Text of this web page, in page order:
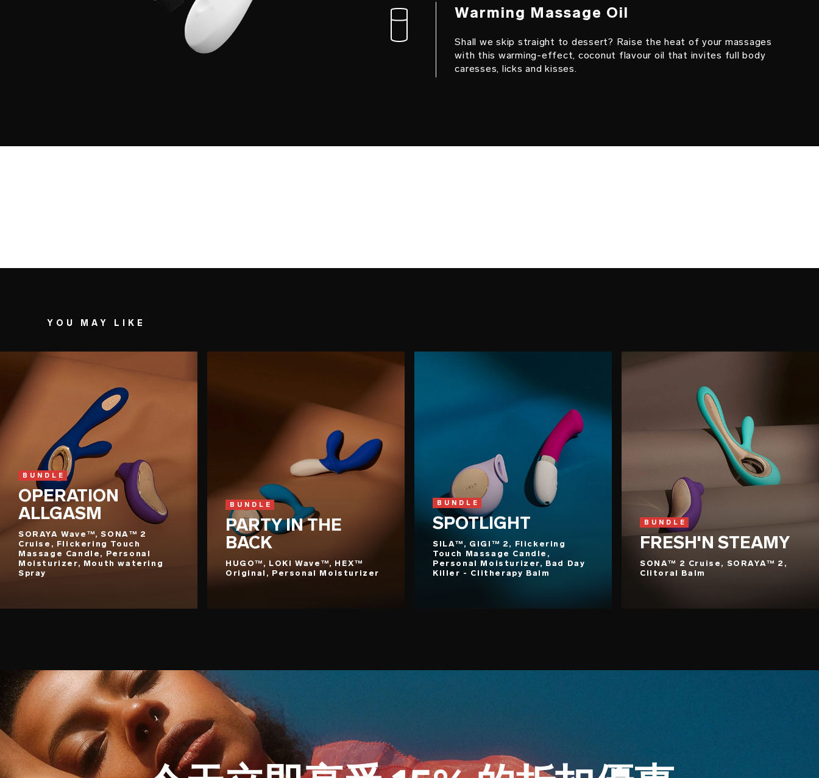
Warming Massage Oil
Shall we skip straight to dessert? Raise the heat of your massages
with this warming-effect, coconut flavour oil that invites full body
caresses, licks and kisses.
YOU MAY LIKE
BUNDLE
OPERATION
ALLGASM
SORAYA Wave™, SONA™ 2
Cruise, Flickering Touch
Massage Candle, Personal
Moisturizer, Mouth watering
Spray
BUNDLE
PARTY IN THE
BACK
HUGO™, LOKI Wave™, HEX™
Original, Personal Moisturizer
BUNDLE
SPOTLIGHT
SILA™, GIGI™ 2, Flickering
Touch Massage Candle,
Personal Moisturizer, Bad Day
Killer - Clitherapy Balm
BUNDLE
FRESH'N STEAMY
SONA™ 2 Cruise, SORAYA™ 2,
Clitoral Balm